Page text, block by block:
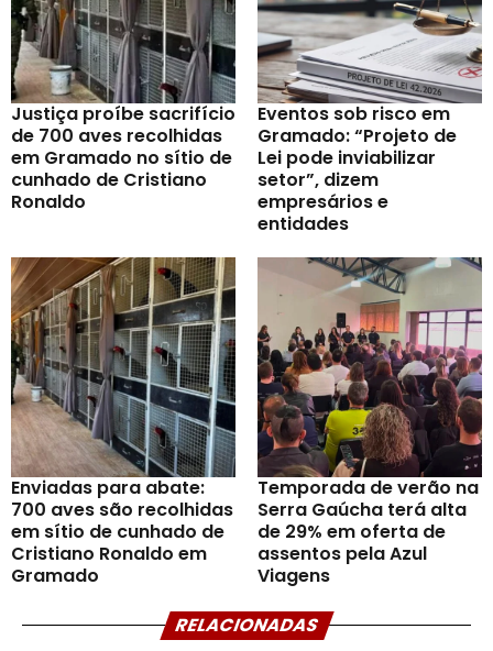
Justiça proíbe sacrifício
de 700 aves recolhidas
em Gramado no sítio de
cunhado de Cristiano
Ronaldo
Eventos sob risco em
Gramado: “Projeto de
Lei pode inviabilizar
setor”, dizem
empresários e
entidades
Enviadas para abate:
700 aves são recolhidas
em sítio de cunhado de
Cristiano Ronaldo em
Gramado
Temporada de verão na
Serra Gaúcha terá alta
de 29% em oferta de
assentos pela Azul
Viagens
RELACIONADAS